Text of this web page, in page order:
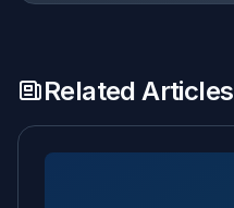
Related Articles